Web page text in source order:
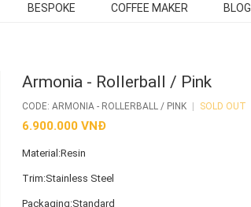
BESPOKE COFFEE MAKER BLOG
Armonia - Rollerball / Pink
CODE: ARMONIA - ROLLERBALL / PINK SOLD OUT
6.900.000 VNĐ
Material:Resin
Trim:Stainless Steel
Packaging:Standard